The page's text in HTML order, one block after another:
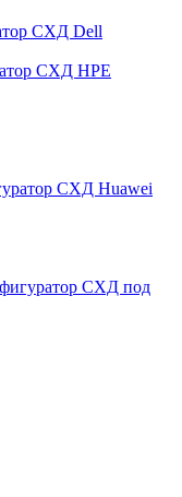
СХД Dell
СХД HPE
СХД Huawei
СХД под